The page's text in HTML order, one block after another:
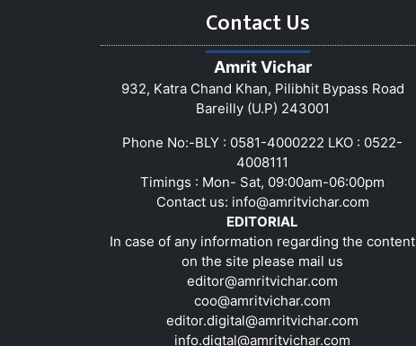
Contact Us
Amrit Vichar
932, Katra Chand Khan, Pilibhit Bypass Road
Bareilly (U.P) 243001
Phone No:-BLY : 0581-4000222 LKO : 0522-
4008111
Timings : Mon- Sat, 09:00am-06:00pm
Contact us: info@amritvichar.com
EDITORIAL
In case of any information regarding the content
on the site please mail us
editor@amritvichar.com
coo@amritvichar.com
editor.digital@amritvichar.com
info.digtal@amritvichar.com